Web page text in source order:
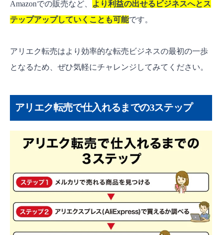
Amazonでの販売など、
より利益の出せるビジネスへとス
テップアップしていくことも可能です。
アリエク転売はより効率的な転売ビジネスの最初の一歩
となるため、ぜひ気軽にチャレンジしてみてください。
アリエク転売で仕入れるまでの3ステップ